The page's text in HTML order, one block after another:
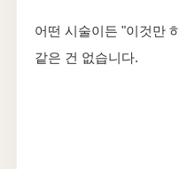
어떤 시술이든 "이것만
같은 건 없습니다.